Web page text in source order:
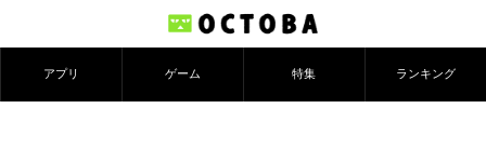
アプリ ゲーム 特集 ランキング